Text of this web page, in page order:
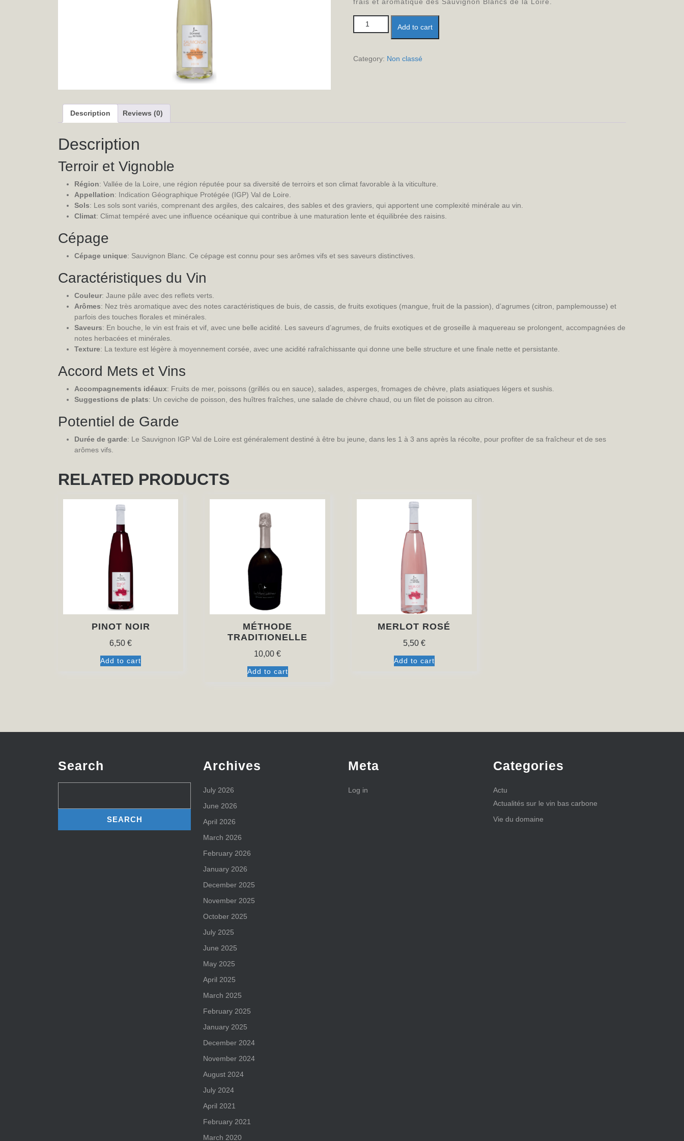
Sauvignon Blanc quantity
Add to cart
Category: Non classé
Description Reviews (0)
Description
Terroir et Vignoble
Région: Vallée de la Loire, une région réputée pour sa diversité de terroirs et son climat favorable à la viticulture.
Appellation: Indication Géographique Protégée (IGP) Val de Loire.
Sols: Les sols sont variés, comprenant des argiles, des calcaires, des sables et des graviers, qui apportent une complexité minérale au vin.
Climat: Climat tempéré avec une influence océanique qui contribue à une maturation lente et équilibrée des raisins.
Cépage
Cépage unique: Sauvignon Blanc. Ce cépage est connu pour ses arômes vifs et ses saveurs distinctives.
Caractéristiques du Vin
Couleur: Jaune pâle avec des reflets verts.
Arômes: Nez très aromatique avec des notes caractéristiques de buis, de cassis, de fruits exotiques (mangue, fruit de la passion), d’agrumes (citron, pamplemousse) et
parfois des touches florales et minérales.
Saveurs: En bouche, le vin est frais et vif, avec une belle acidité. Les saveurs d’agrumes, de fruits exotiques et de groseille à maquereau se prolongent, accompagnées de
notes herbacées et minérales.
Texture: La texture est légère à moyennement corsée, avec une acidité rafraîchissante qui donne une belle structure et une finale nette et persistante.
Accord Mets et Vins
Accompagnements idéaux: Fruits de mer, poissons (grillés ou en sauce), salades, asperges, fromages de chèvre, plats asiatiques légers et sushis.
Suggestions de plats: Un ceviche de poisson, des huîtres fraîches, une salade de chèvre chaud, ou un filet de poisson au citron.
Potentiel de Garde
Durée de garde: Le Sauvignon IGP Val de Loire est généralement destiné à être bu jeune, dans les 1 à 3 ans après la récolte, pour profiter de sa fraîcheur et de ses
arômes vifs.
RELATED PRODUCTS
PINOT NOIR
6,50€
Add to cart
MÉTHODE
TRADITIONELLE
10,00 €
Add to cart
MERLOT ROSÉ
5,50 €
Add to cart
Search Archives
July 2026
June 2026
April 2026
March 2026
February 2026
January 2026
December 2025
November 2025
October 2025
July 2025
June 2025
May 2025
April 2025
March 2025
February 2025
January 2025
December 2024
November 2024
August 2024
July 2024
April 2021
February 2021
March 2020
Meta
Log in
Categories
Actu
Actualités sur le vin bas carbone
Vie du domaine